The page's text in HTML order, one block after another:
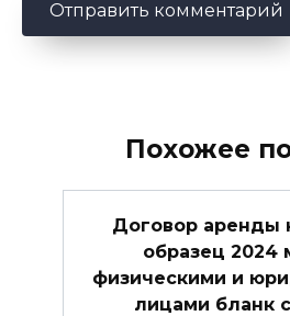
Похожее
Договор аренды
образец 2024
физическими и
лицами бланк